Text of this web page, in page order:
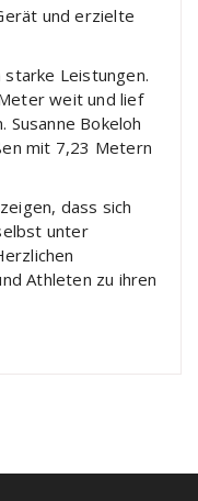
und erzielte
Leistungen.
weit und lief
Susanne Bokeloh
mit 7,23 Metern
dass sich
unter
Athleten zu ihren